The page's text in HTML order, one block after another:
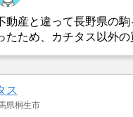
動産と違って長野県の
たため、カチタス以外
態で不動産を残しておけ
ス
県桐生市